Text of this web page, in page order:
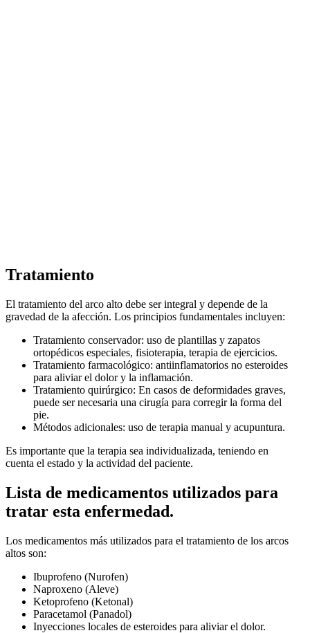
Tratamiento
El tratamiento del arco alto debe ser integral y depende de la
gravedad de la afección. Los principios fundamentales incluyen:
Tratamiento conservador: uso de plantillas y zapatos
ortopédicos especiales, fisioterapia, terapia de ejercicios.
Tratamiento farmacológico: antiinflamatorios no esteroides
para aliviar el dolor y la inflamación.
Tratamiento quirúrgico: En casos de deformidades graves,
puede ser necesaria una cirugía para corregir la forma del
pie.
Métodos adicionales: uso de terapia manual y acupuntura.
Es importante que la terapia sea individualizada, teniendo en
cuenta el estado y la actividad del paciente.
Lista de medicamentos utilizados para
tratar esta enfermedad.
Los medicamentos más utilizados para el tratamiento de los arcos
altos son:
Ibuprofeno (Nurofen)
Naproxeno (Aleve)
Ketoprofeno (Ketonal)
Paracetamol (Panadol)
Inyecciones locales de esteroides para aliviar el dolor.